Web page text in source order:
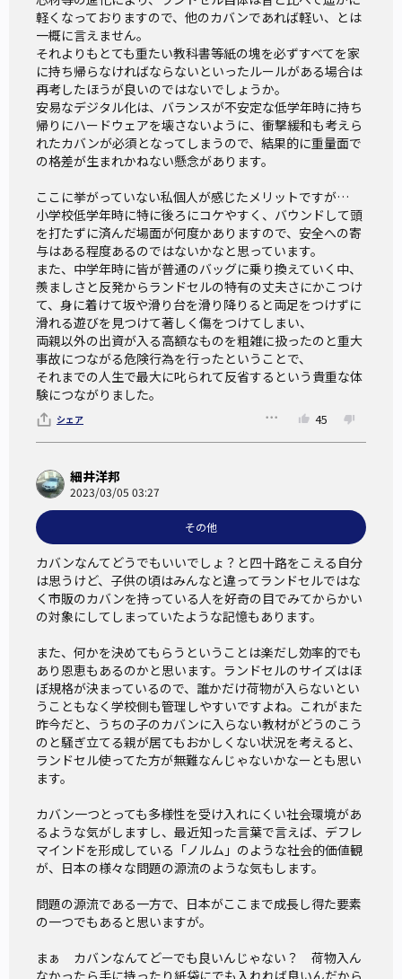
軽くなっておりますので、他のカバンであれば軽い、とは
一概に言えません。
それよりもとても重たい教科書等紙の塊を必ずすべてを家
に持ち帰らなければならないといったルールがある場合は
再考したほうが良いのではないでしょうか。
安易なデジタル化は、バランスが不安定な低学年時に持ち
帰りにハードウェアを壊さないように、衝撃緩和も考えら
れたカバンが必須となってしまうので、結果的に重量面で
の格差が生まれかねない懸念があります。
ここに挙がっていない私個人が感じたメリットですが…
小学校低学年時に特に後ろにコケやすく、バウンドして頭
を打たずに済んだ場面が何度かありますので、安全への寄
与はある程度あるのではないかなと思っています。
また、中学年時に皆が普通のバッグに乗り換えていく中、
羨ましさと反発からランドセルの特有の丈夫さにかこつけ
て、身に着けて坂や滑り台を滑り降りると両足をつけずに
滑れる遊びを見つけて著しく傷をつけてしまい、
両親以外の出資が入る高額なものを粗雑に扱ったのと重大
事故につながる危険行為を行ったということで、
それまでの人生で最大に叱られて反省するという貴重な体
験につながりました。
シェア 45
細井洋邦
2023/03/05 03:27
その他
カバンなんてどうでもいいでしょ？と四十路をこえる自分
は思うけど、子供の頃はみんなと違ってランドセルではな
く市販のカバンを持っている人を好奇の目でみてからかい
の対象にしてしまっていたような記憶もあります。
また、何かを決めてもらうということは楽だし効率的でも
あり恩恵もあるのかと思います。ランドセルのサイズはほ
ぼ規格が決まっているので、誰かだけ荷物が入らないとい
うこともなく学校側も管理しやすいですよね。これがまた
昨今だと、うちの子のカバンに入らない教材がどうのこう
のと騒ぎ立てる親が居てもおかしくない状況を考えると、
ランドセル使ってた方が無難なんじゃないかなーとも思い
ます。
カバン一つとっても多様性を受け入れにくい社会環境があ
るような気がしますし、最近知った言葉で言えば、デフレ
マインドを形成している「ノルム」のような社会的価値観
が、日本の様々な問題の源流のような気もします。
問題の源流である一方で、日本がここまで成長し得た要素
の一つでもあると思いますが。
まぁ　カバンなんてどーでも良いんじゃない？　荷物入ん
なかったら手に持ったり紙袋にでも入れれば良いんだから